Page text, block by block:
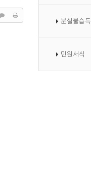
분실물습득
민원서식